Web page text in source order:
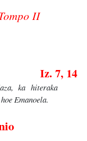
II
Iz. 7, 14
ka hiteraka
Emanoela.